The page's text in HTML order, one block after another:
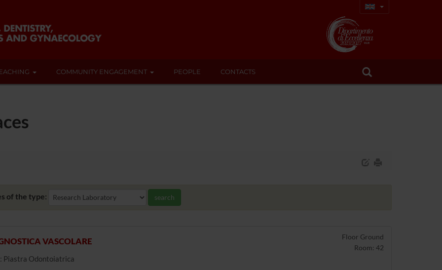
COMMUNITY ENGAGEMENT PEOPLE CONTACTS
of the type: search
VASCOLARE
Floor Ground
Room: 42
Piastra Odontoiatrica